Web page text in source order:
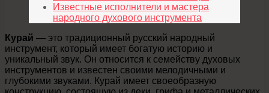
Известные исполнители и мастера
народного духового инструмента
Курай — это традиционный русский народный
инструмент, который имеет богатую историю и
уникальный звук. Он относится к семейству духовых
инструментов и известен своими мелодичными и
глубокими звуками. Курай имеет своеобразную